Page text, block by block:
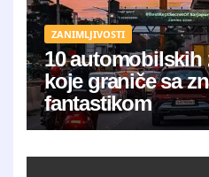
ZANIMLJIVOSTI
10
koje graniče sa
fantastikom